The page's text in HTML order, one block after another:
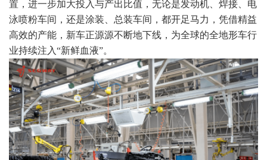
置，进一步加大投入与产出比值，无论是发动机、焊接、电
泳喷粉车间，还是涂装、总装车间，都开足马力，凭借精益
高效的产能，新车正源源不断地下线，为全球的全地形车行
业持续注入“新鲜血液”。